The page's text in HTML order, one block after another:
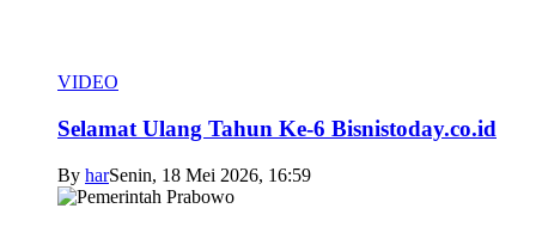
VIDEO
Selamat Ulang Tahun Ke-6 Bisnistoday.co.id
By harSenin, 18 Mei 2026, 16:59